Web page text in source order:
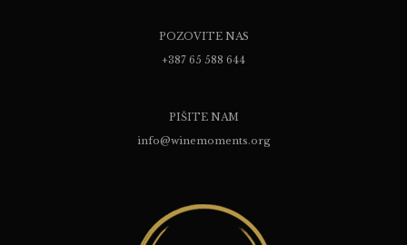
POZOVITE NAS
+387 65 588 644
PIŠITE NAM
info@winemoments.org